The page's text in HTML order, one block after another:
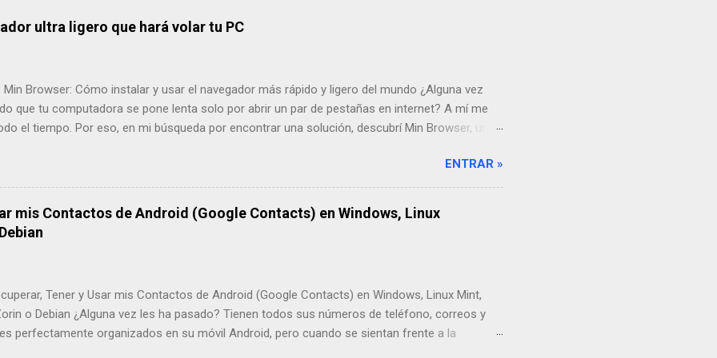
ultra ligero que hará volar tu PC
Min Browser: Cómo instalar y usar el navegador más rápido y ligero del mundo ¿Alguna vez
que tu computadora se pone lenta solo por abrir un par de pestañas en internet? A mí me
el tiempo. Por eso, en mi búsqueda por encontrar una solución, descubrí Min Browser, un
probándolo y te enseñaré paso a paso cómo instalarlo desde su sitio oficial. Descargar
Min Web Oficial ¿Qué es Min Browser y por qué deberías darle una oportunidad? Cuando
la palabra "navegador", siempre pensamos en los de siempre. Sin embargo, Min es
un navegador de código abierto diseñado para ser minimalista. Imagina que quitas todas
ENTRAR »
mis Contactos de Android (Google Contacts) en Windows, Linux
Tener y Usar mis Contactos de Android (Google Contacts) en Windows, Linux Mint,
o Debian ¿Alguna vez les ha pasado? Tienen todos sus números de teléfono, correos y
perfectamente organizados en su móvil Android, pero cuando se sientan frente a la